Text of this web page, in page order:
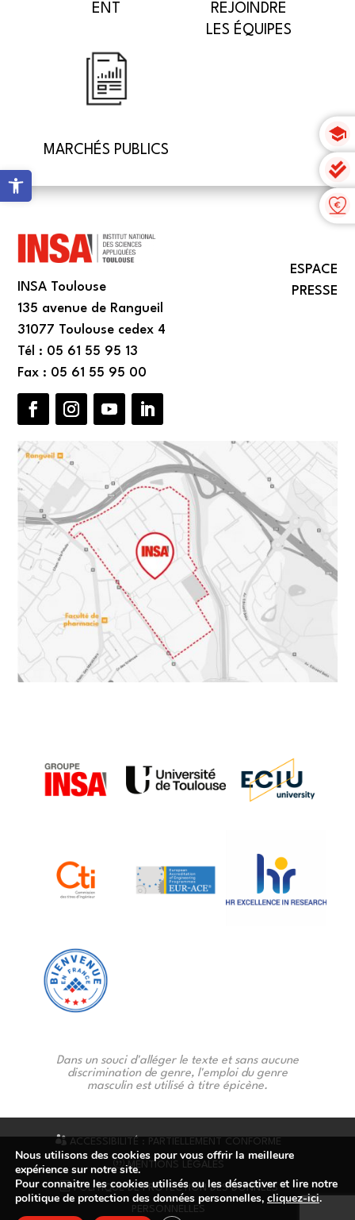
Ouvrir la barre d’outils
ENT
REJOINDRE
LES ÉQUIPES
MARCHÉS PUBLICS
INSA Toulouse
135 avenue de Rangueil
31077 Toulouse cedex 4
Tél : 05 61 55 95 13
Fax : 05 61 55 95 00
ESPACE
PRESSE
Dans un souci d'alléger le texte et sans aucune
discrimination de genre, l'emploi du genre
masculin est utilisé à titre épicène.
ACCESSIBILITÉ : PARTIELLEMENT CONFORME
MENTIONS LÉGALES
POLITIQUE DE PROTECTION DES DONNÉES
PERSONNELLES
Nous utilisons des cookies pour vous offrir la meilleure
expérience sur notre site.
Pour connaitre les cookies utilisés ou les désactiver et lire notre
politique de protection des données personnelles, cliquez-ici.